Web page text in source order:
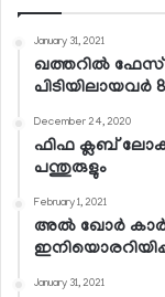
January 31, 2021
ഖത്തറില്‍ ഫേസ്
പിടിയിലായവര്‍
December 24, 2020
ഫിഫ ക്ലബ്
പന്തുരുളും
February 1, 2021
അല്‍ ഖോര്‍
January 31, 2021